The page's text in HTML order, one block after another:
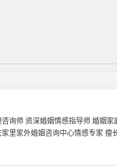
询师 资深婚姻情感指导师 婚姻家
里家外婚姻咨询中心情感专家 擅